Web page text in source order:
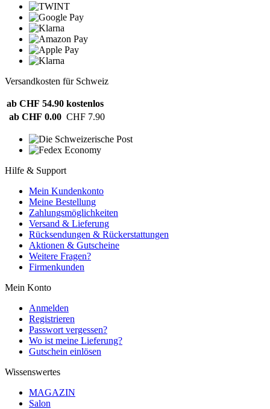
Versandkosten für Schweiz
ab CHF 54.90 kostenlos
ab CHF 0.00 CHF 7.90
Hilfe & Support
Mein Kundenkonto
Meine Bestellung
Zahlungsmöglichkeiten
Versand & Lieferung
Rücksendungen & Rückerstattungen
Aktionen & Gutscheine
Weitere Fragen?
Firmenkunden
Mein Konto
Anmelden
Registrieren
Passwort vergessen?
Wo ist meine Lieferung?
Gutschein einlösen
Wissenswertes
MAGAZIN
Salon